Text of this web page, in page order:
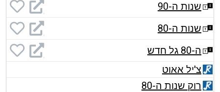
שנות ה-90
שנות ה-80
ה-80 גל חדש
צ'יל אאוט
רוק שנות ה-80